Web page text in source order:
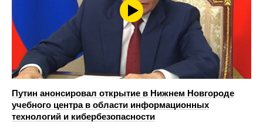
Путин анонсировал открытие в Нижнем Новгороде
учебного центра в области информационных
технологий и кибербезопасности